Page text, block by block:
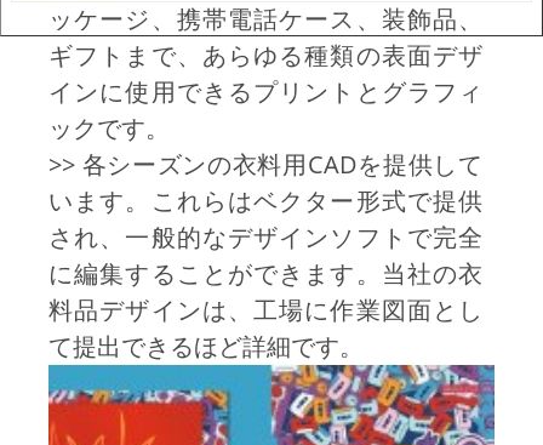
ッケージ、携帯電話ケース、装飾品、
ギフトまで、あらゆる種類の表面デザ
インに使用できるプリントとグラフィ
ックです。
>> 各シーズンの衣料用CADを提供して
います。これらはベクター形式で提供
され、一般的なデザインソフトで完全
に編集することができます。当社の衣
料品デザインは、工場に作業図面とし
て提出できるほど詳細です。
+++ スタイルライトの全レポー
トにアクセスできます。ベビ
ー、キッズ、レディース、メン
ズ、スポーツ。
+++ すぐに使える無料版
+++ 12ヶ月間のメンバーシップ
で、すべての新刊にアクセスで
きます。
+++ 過去24ヶ月に発行されたす
べてのレポートにアクセスでき
ます。
+++ すべてのアートワーク、
CAD、グラフィック、プリント
を編集可能なデザインとして、
自由に使用できます。